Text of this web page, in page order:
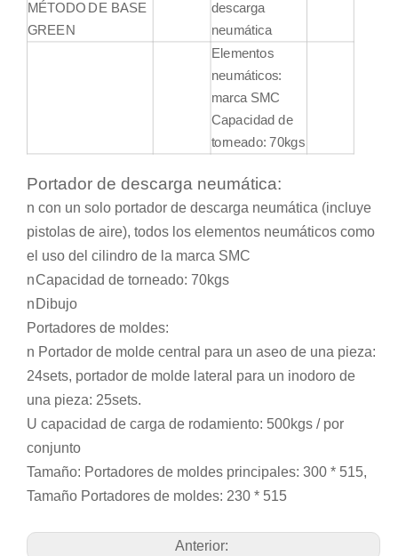
MÉTODO DE BASE
GREEN
descarga
neumática
Elementos
neumáticos:
marca SMC
Capacidad de
torneado: 70kgs
Portador de descarga neumática:
n con un solo portador de descarga neumática (incluye
pistolas de aire), todos los elementos neumáticos como
el uso del cilindro de la marca SMC
nCapacidad de torneado: 70kgs
n Dibujo
Portadores de moldes:
n Portador de molde central para un aseo de una pieza:
24sets, portador de molde lateral para un inodoro de
una pieza: 25sets.
U capacidad de carga de rodamiento: 500kgs / por
conjunto
Tamaño: Portadores de moldes principales: 300 * 515,
Tamaño Portadores de moldes: 230 * 515
Anterior: